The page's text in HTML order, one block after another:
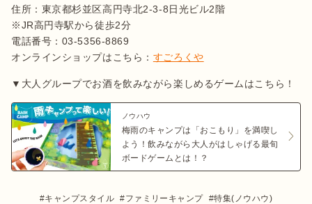
住所：東京都杉並区高円寺北2-3-8日光ビル2階
※JR高円寺駅から徒歩2分
電話番号：03-5356-8869
オンラインショップはこちら： すごろくや
▼大人グループでお酒を飲みながら楽しめるゲームはこちら！
ノウハウ
梅雨のキャンプは「おこもり」を満喫し
よう！飲みながら大人がはしゃげる最旬
ボードゲームとは！？
キャンプスタイル ファミリーキャンプ
特集(ノウハウ)